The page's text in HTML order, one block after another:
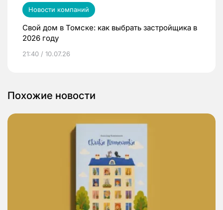
Новости компаний
Свой дом в Томске: как выбрать застройщика в
2026 году
21:40 / 10.07.26
Похожие новости